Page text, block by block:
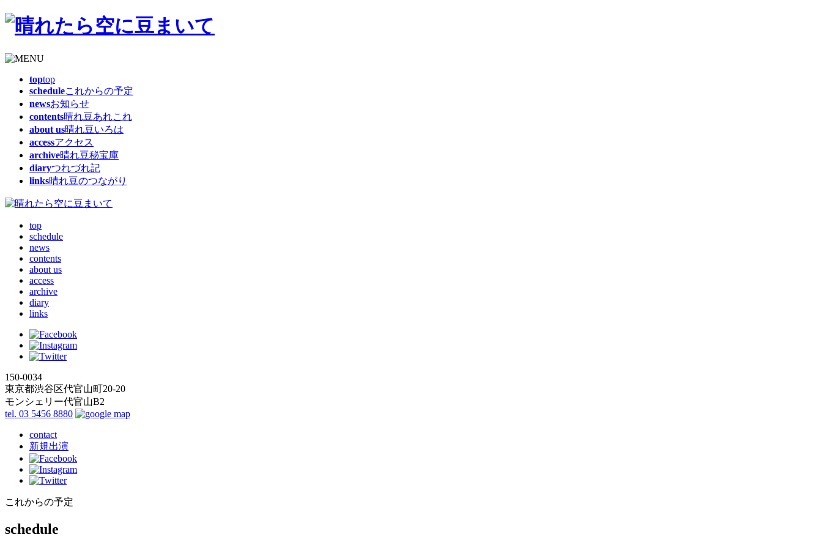
toptop
scheduleこれからの予定
newsお知らせ
contents晴れ豆あれこれ
about us晴れ豆いろは
accessアクセス
archive晴れ豆秘宝庫
diaryつれづれ記
links晴れ豆のつながり
top
schedule
news
contents
about us
access
archive
diary
links
150-0034
東京都渋谷区代官山町20-20
モンシェリー代官山B2
tel. 03 5456 8880
contact
新規出演
これからの予定
schedule